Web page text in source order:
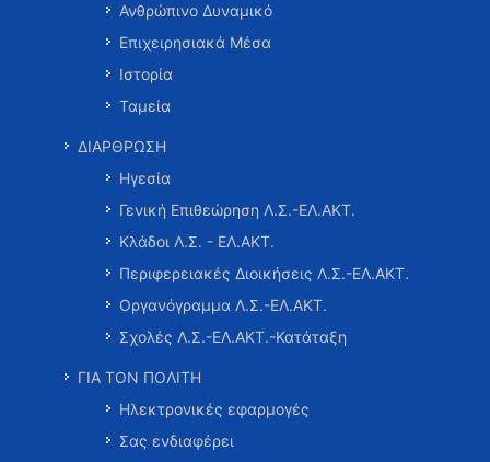
Ανθρώπινο Δυναμικό
Επιχειρησιακά Μέσα
Ιστορία
Ταμεία
ΔΙΑΡΘΡΩΣΗ
Ηγεσία
Γενική Επιθεώρηση Λ.Σ.-ΕΛ.ΑΚΤ.
Κλάδοι Λ.Σ. - ΕΛ.ΑΚΤ.
Περιφερειακές Διοικήσεις Λ.Σ.-ΕΛ.ΑΚΤ.
Οργανόγραμμα Λ.Σ.-ΕΛ.ΑΚΤ.
Σχολές Λ.Σ.-ΕΛ.ΑΚΤ.-Κατάταξη
ΓΙΑ ΤΟΝ ΠΟΛΙΤΗ
Ηλεκτρονικές εφαρμογές
Σας ενδιαφέρει